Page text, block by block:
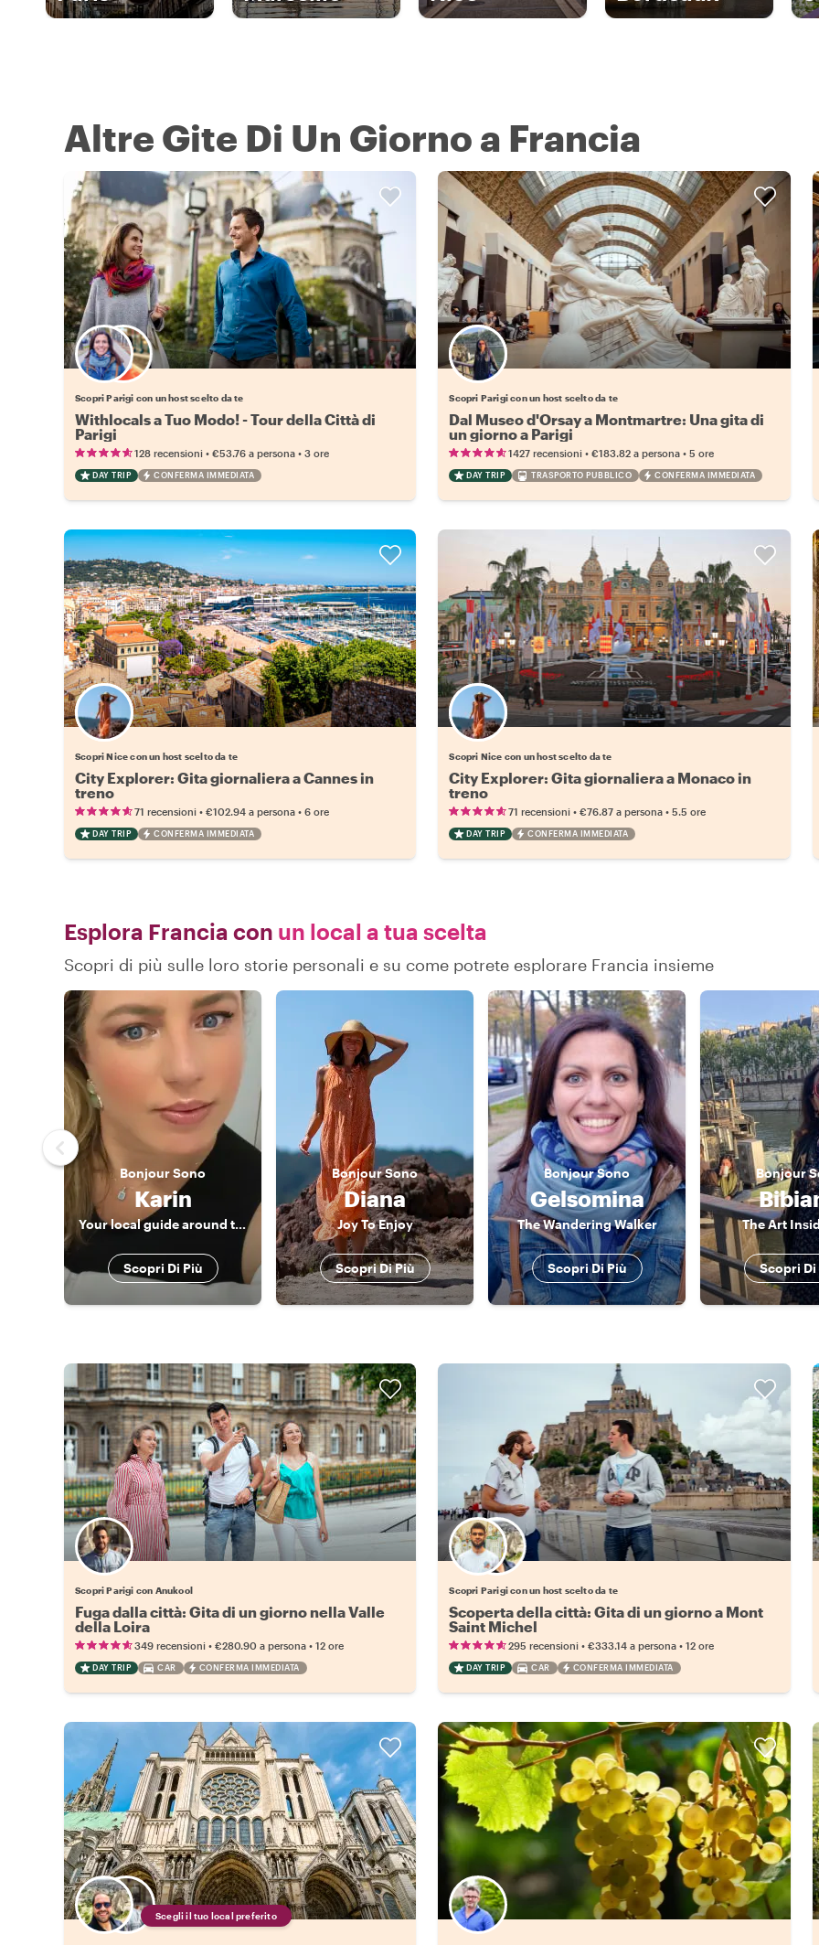
Altre Gite Di Un Giorno a Francia
Scegli il tuo local preferito
Scopri Parigi con un host scelto da te
Withlocals a Tuo Modo! - Tour della Città di
Parigi
128 recensioni • €53.76 a persona • 3 ore
DAY TRIP CONFERMA IMMEDIATA
Scegli il tuo local preferito
Scopri Parigi con un host scelto da te
Dal Museo d'Orsay a Montmartre: Una gita di
un giorno a Parigi
1427 recensioni •€183.82 a persona •5 ore
DAY TRIP TRASPORTO PUBBLICO CONFERMA IMMEDIATA
Scegli il tuo local preferito
Scopri Nice con un host scelto da te
City Explorer: Gita giornaliera a Cannes in
treno
71 recensioni • €102.94 a persona • 6 ore
DAY TRIP CONFERMA IMMEDIATA
Scegli il tuo local preferito
Scopri Nice con un host scelto da te
City Explorer: Gita giornaliera a Monaco in
treno
71 recensioni •€76.87 a persona •5.5 ore
DAY TRIP CONFERMA IMMEDIATA
Esplora Francia con un local a tua scelta
Scopri di più sulle loro storie personali e su come potrete esplorare Francia insieme
BonjourSono
Karin
Your local guide around the French Riviera Riviera
Scopri Di Più
BonjourSono
Diana
Joy To Enjoy
Scopri Di Più
BonjourSono
Gelsomina
The Wandering Walker
Scopri Di Più
Bonjour
The Art
Scopri Di
Scopri Parigi con Anukool
Fuga dalla città: Gita di un giorno nella Valle
della Loira
349 recensioni • €280.90 a persona • 12 ore
DAY TRIP CAR CONFERMA IMMEDIATA
Scegli il tuo local preferito
Scopri Parigi con un host scelto da te
Scoperta della città: Gita di un giorno a Mont
Saint Michel
295 recensioni •€333.14 a persona •12 ore
DAY TRIP CAR CONFERMA IMMEDIATA
Scegli il tuo local preferito